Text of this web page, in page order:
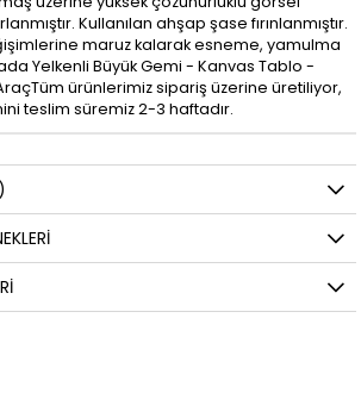
Kullanılan ahşap şase fırınlanmıştır.
maruz kalarak esneme, yamulma
Yelkenli Büyük Gemi - Kanvas Tablo -
ürünlerimiz sipariş üzerine üretiliyor,
teslim süremiz 2-3 haftadır.